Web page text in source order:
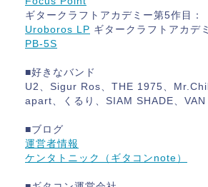
ギタークラフトアカデミー第5作目：
Uroboros LP ギタークラフトアカデ
PB-5S
■好きなバンド
U2、Sigur Ros、THE 1975、
apart、くるり、SIAM SHADE、VAN
■ブログ
運営者情報
ケンタトニック（ギタコンnote）